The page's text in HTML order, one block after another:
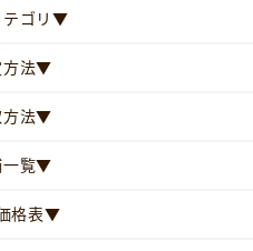
ゴリ▼
法▼
法▼
覧▼
格表▼